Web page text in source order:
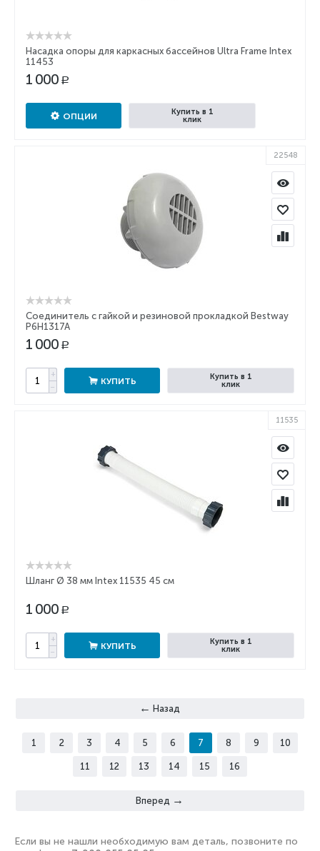
Насадка опоры для каркасных бассейнов Ultra Frame Intex
11453
1 000 Р
ОПЦИИ
Купить в 1
клик
22548
Соединитель с гайкой и резиновой прокладкой Bestway
P6H1317A
1 000 Р
+
−
КУПИТЬ
Купить в 1
клик
11535
Шланг Ø 38 мм Intex 11535 45 см
1 000 Р
+
−
КУПИТЬ
Купить в 1
клик
Назад
1 2 3 4 5 6 7 8 9 10
11 12 13 14 15 16
Вперед
Если вы не нашли необходимую вам деталь, позвоните по